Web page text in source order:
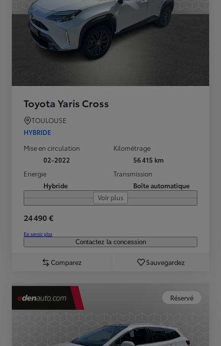
Toyota Yaris Cross
TOULOUSE
HYBRIDE
Mise en circulation
02-2022
Kilométrage
56 415 km
Energie
Hybride
Transmission
Boîte automatique
Voir plus
24 490 €
En savoir plus
Contactez la concession
Comparez Sauvegardez
Réservé